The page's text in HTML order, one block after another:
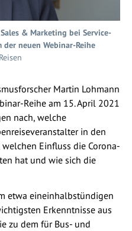
& Marketing bei Service-
neuen Webinar-Reihe
Martin Lohmann
Reihe am 15. April 2021
nach, welche
in den
Einfluss die Corona-
hat und wie sich die
etwa eineinhalbstündigen
Erkenntnisse aus
zu dem für Bus- und